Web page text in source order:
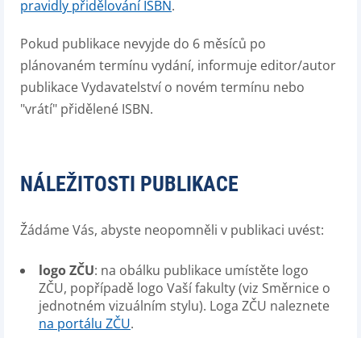
pravidly přidělování ISBN.
Pokud publikace nevyjde do 6 měsíců po
plánovaném termínu vydání, informuje editor/autor
publikace Vydavatelství o novém termínu nebo
"vrátí" přidělené ISBN.
NÁLEŽITOSTI PUBLIKACE
Žádáme Vás, abyste neopomněli v publikaci uvést:
logo ZČU: na obálku publikace umístěte logo
ZČU, popřípadě logo Vaší fakulty (viz Směrnice o
jednotném vizuálním stylu). Loga ZČU naleznete
na portálu ZČU.